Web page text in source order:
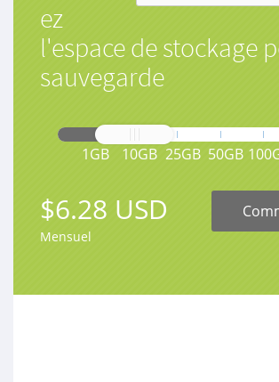
ez
l'espace de stockage
sauvegarde
1GB 10GB 25GB 50GB
$6.28 USD
Mensuel